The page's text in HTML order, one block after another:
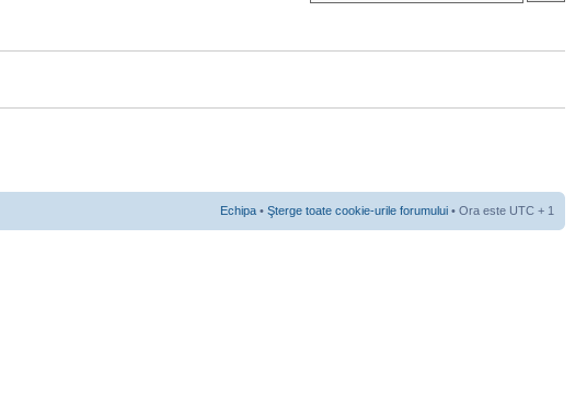
Echipa • Şterge toate cookie-urile forumului • Ora este UTC + 1